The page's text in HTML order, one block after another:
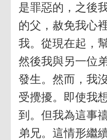
是罪惡的，之後
的父，赦免我心
我。從現在起，
然後我與另一位
發生。然而，我
受攪擾。即使我
到。但我為這事
弟兄。這情形繼